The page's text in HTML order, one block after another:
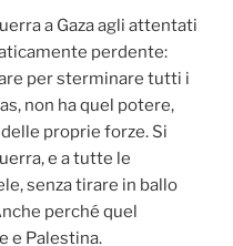
a Gaza agli attentati
perdente:
per sterminare tutti i
non ha quel potere,
proprie forze. Si
e a tutte le
senza tirare in ballo
perché quel
e Palestina.